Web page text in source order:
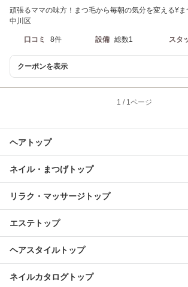
頑張るママの味方！まつ毛から毎朝の気分を変える¥
中川区
口コミ 8件 設備 総数1 スタ
クーポンを表示
1 / 1ページ
ヘアトップ
ネイル・まつげトップ
リラク・マッサージトップ
エステトップ
ヘアスタイルトップ
ネイルカタログトップ